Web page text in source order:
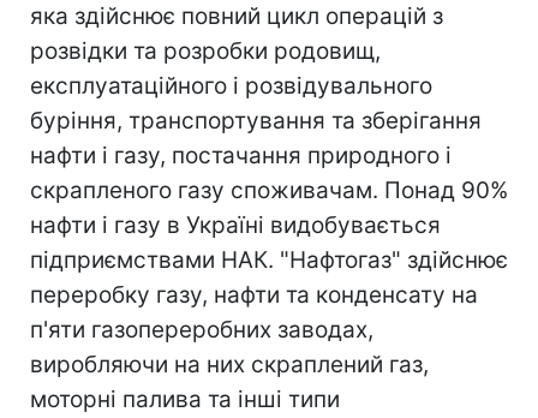
яка здійснює повний цикл операцій з
розвідки та розробки родовищ,
експлуатаційного і розвідувального
буріння, транспортування та зберігання
нафти і газу, постачання природного і
скрапленого газу споживачам. Понад 90%
нафти і газу в Україні видобувається
підприємствами НАК. "Нафтогаз" здійснює
переробку газу, нафти та конденсату на
п'яти газопереробних заводах,
виробляючи на них скраплений газ,
моторні палива та інші типи